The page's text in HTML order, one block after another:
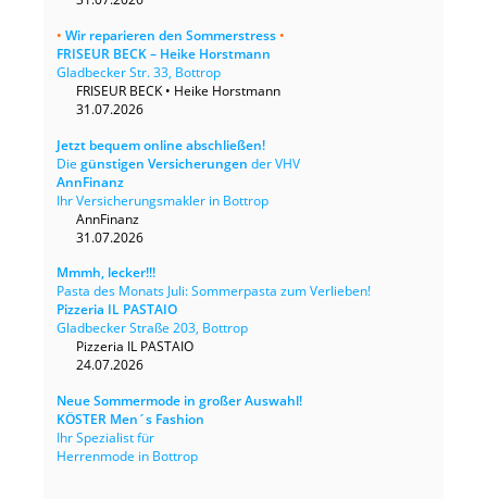
• Wir reparieren den Sommerstress•
FRISEUR BECK – Heike Horstmann
Gladbecker Str. 33, Bottrop
FRISEUR BECK • Heike Horstmann
31.07.2026
Jetzt bequem online abschließen!
Die günstigen Versicherungen der VHV
AnnFinanz
Ihr Versicherungsmakler in Bottrop
AnnFinanz
31.07.2026
Mmmh, lecker!!!
Pasta des Monats Juli: Sommerpasta zum Verlieben!
Pizzeria IL PASTAIO
Gladbecker Straße 203, Bottrop
Pizzeria IL PASTAIO
24.07.2026
Neue Sommermode in großer Auswahl!
KÖSTER Men´s Fashion
Ihr Spezialist für
Herrenmode in Bottrop